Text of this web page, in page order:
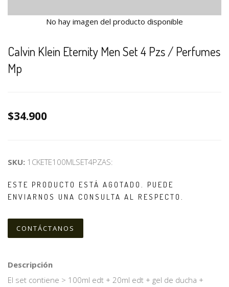
No hay imagen del producto disponible
Calvin Klein Eternity Men Set 4 Pzs / Perfumes
Mp
$34.900
SKU: 1CKETE100MLSET4PZAS:
ESTE PRODUCTO ESTÁ AGOTADO. PUEDE
ENVIARNOS UNA CONSULTA AL RESPECTO.
CONTÁCTANOS
Descripción
El set contiene > 100ml edt + 20ml edt + gel de ducha +